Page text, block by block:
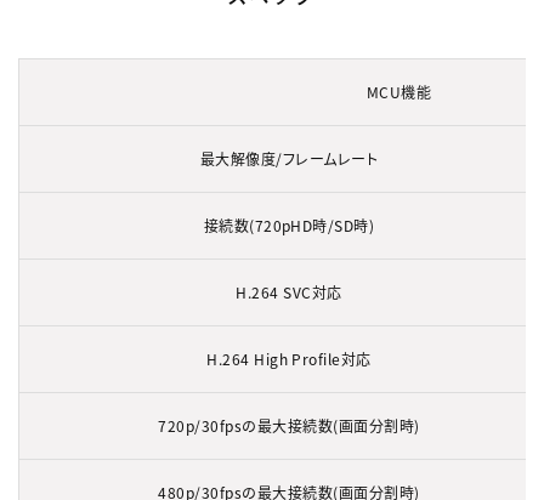
MCU機能
最大解像度/フレームレート
接続数(720pHD時/SD時)
H.264 SVC対応
H.264 High Profile対応
720p/30fpsの最大接続数(画面分割時)
480p/30fpsの最大接続数(画面分割時)